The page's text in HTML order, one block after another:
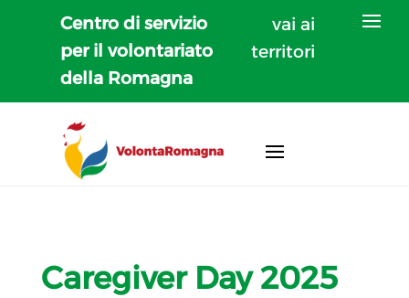
Centro di servizio
per il volontariato
della Romagna
vai ai
territori
Caregiver Day 2025